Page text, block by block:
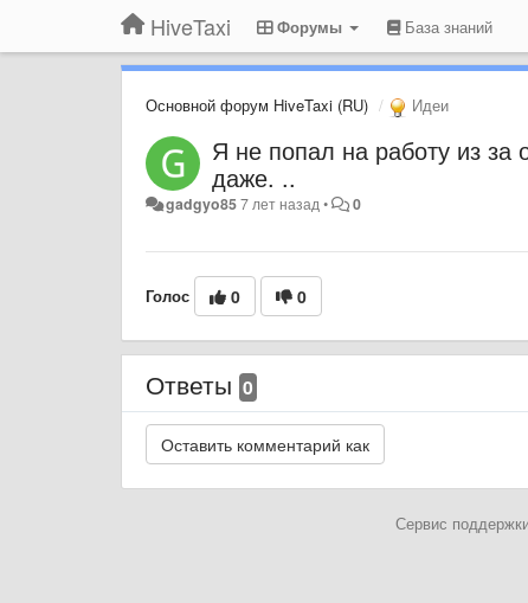
HiveTaxi Форумы База знаний
Основной форум HiveTaxi (RU) Идеи
Я не попал на работу из за
даже. ..
gadgyo857 лет назад • 0
Голос 0 0
Ответы 0
Сервис